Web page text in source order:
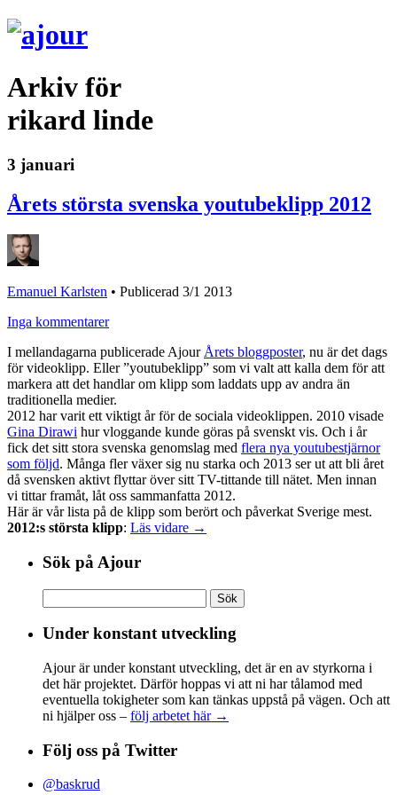
Arkiv för
rikard linde
3 januari
Årets största svenska youtubeklipp 2012
Emanuel Karlsten • Publicerad 3/1 2013
Inga kommentarer
I mellandagarna publicerade Ajour Årets bloggposter, nu är det dags
för videoklipp. Eller ”youtubeklipp” som vi valt att kalla dem för att
markera att det handlar om klipp som laddats upp av andra än
traditionella medier.
2012 har varit ett viktigt år för de sociala videoklippen. 2010 visade
Gina Dirawi hur vloggande kunde göras på svenskt vis. Och i år
fick det sitt stora svenska genomslag med flera nya youtubestjärnor
som följd. Många fler växer sig nu starka och 2013 ser ut att bli året
då svensken aktivt flyttar över sitt TV-tittande till nätet. Men innan
vi tittar framåt, låt oss sammanfatta 2012.
Här är vår lista på de klipp som berört och påverkat Sverige mest.
2012:s största klipp: Läs vidare →
Sök på Ajour
efter:
Under konstant utveckling
Ajour är under konstant utveckling, det är en av styrkorna i
det här projektet. Därför hoppas vi att ni har tålamod med
eventuella tokigheter som kan tänkas uppstå på vägen. Och att
ni hjälper oss – följ arbetet här →
Följ oss på Twitter
@baskrud